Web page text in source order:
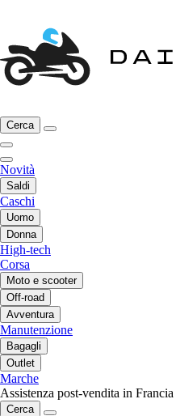
Cerca
Novità
Saldi
Caschi
Uomo
Donna
High-tech
Corsa
Moto e scooter
Off-road
Avventura
Manutenzione
Bagagli
Outlet
Marche
Assistenza post-vendita in Francia
Cerca